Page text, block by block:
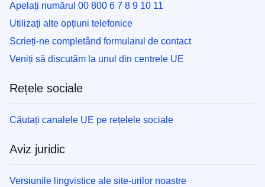
Apelați numărul 00 800 6 7 8 9 10 11
Utilizați alte opțiuni telefonice
Scrieți-ne completând formularul de contact
Veniți să discutăm la unul din centrele UE
Rețele sociale
Căutați canalele UE pe rețelele sociale
Aviz juridic
Versiunile lingvistice ale site-urilor noastre